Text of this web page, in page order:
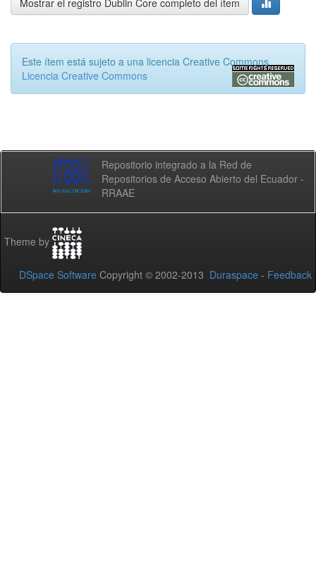
Mostrar el registro Dublin Core completo del ítem
Este ítem está sujeto a una licencia Creative Commons
Licencia Creative Commons
Repositorio integrado a la Red de
Repositorios de Acceso Abierto del Ecuador -
RRAAE
Theme by
DSpace Software Copyright © 2002-2013 Duraspace - Feedback